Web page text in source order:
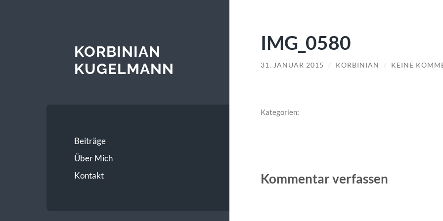
KORBINIAN
KUGELMANN
Beiträge
Über Mich
Kontakt
IMG_0580
31. JANUAR 2015 / KORBINIAN / KEINE
Kategorien:
Kommentar verfassen